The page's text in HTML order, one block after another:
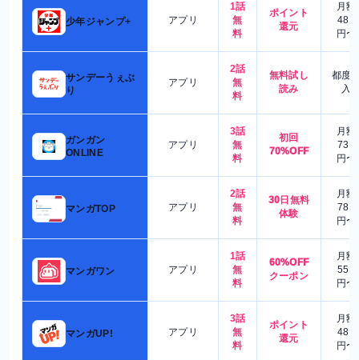
少年ジャンプ+ アプリ
1話
無
料
ポイント
還元
月額
480
円〜
サンデーうぇぶ
り
アプリ
2話
無
料
無料試し
読み
都度
入
ガンガン
ONLINE
アプリ
3話
無
料
初回
70%OFF
月額
730
円〜
マンガTOP アプリ
2話
無
料
30日無料
体験
月額
780
円〜
マンガワン アプリ
1話
無
料
60%OFF
クーポン
月額
550
円〜
マンガUP! アプリ
3話
無
料
ポイント
還元
月額
480
円〜